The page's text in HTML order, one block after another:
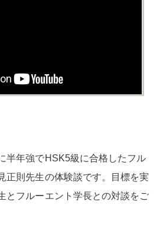
半年強でHSK5級に合格したフル
正則先生の体験談です。目標を実
とフルーエント学長との対談をご